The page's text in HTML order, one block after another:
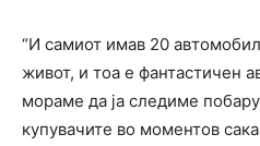
“И самиот имав 20
живот, и тоа е фантастичен
мораме да ја следиме
купувачите во моментов